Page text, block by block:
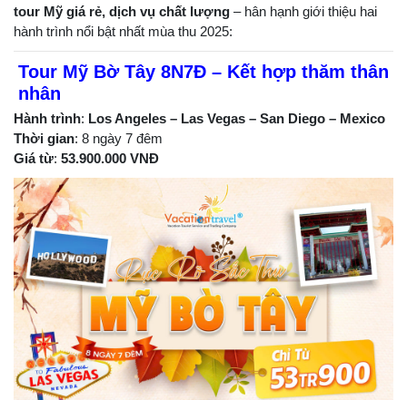
tour Mỹ giá rẻ, dịch vụ chất lượng – hân hạnh giới thiệu hai
hành trình nổi bật nhất mùa thu 2025:
Tour Mỹ Bờ Tây 8N7Đ – Kết hợp thăm thân
nhân
Hành trình: Los Angeles – Las Vegas – San Diego – Mexico
Thời gian: 8 ngày 7 đêm
Giá từ: 53.900.000 VNĐ